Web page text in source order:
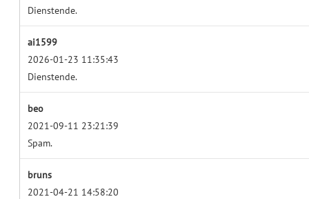
Dienstende.
ai1599
2026-01-23 11:35:43
Dienstende.
beo
2021-09-11 23:21:39
Spam.
bruns
2021-04-21 14:58:20